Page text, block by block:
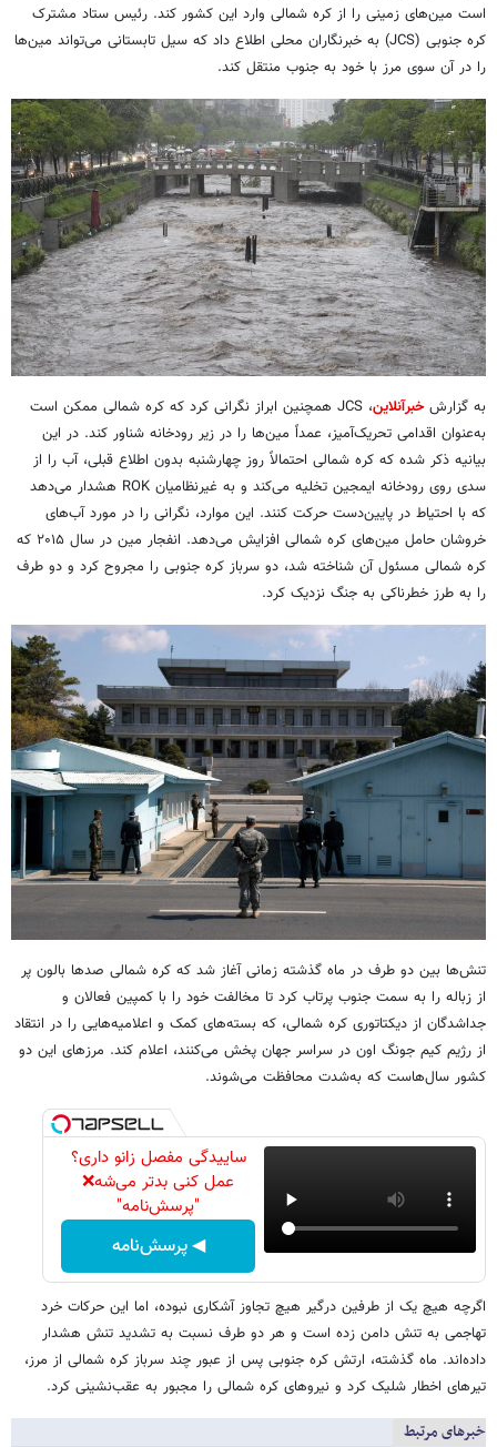
است مین‌های زمینی را از کره شمالی وارد این کشور کند. رئیس ستاد مشترک
کره جنوبی (JCS) به خبرنگاران محلی اطلاع داد که سیل تابستانی می‌تواند مین‌ها
را در آن سوی مرز با خود به جنوب منتقل کند.
به گزارشخبرآنلاین
، JCS همچنین ابراز نگرانی کرد که کره شمالی ممکن است
به‌عنوان اقدامی تحریک‌آمیز، عمداً مین‌ها را در زیر رودخانه شناور کند. در این
بیانیه ذکر شده که کره شمالی احتمالاً روز چهارشنبه بدون اطلاع قبلی، آب را از
سدی روی رودخانه ایمجین تخلیه می‌کند و به غیرنظامیان ROK هشدار می‌دهد
که با احتیاط در پایین‌دست حرکت کنند. این موارد، نگرانی را در مورد آب‌های
خروشان حامل مین‌های کره شمالی افزایش می‌دهد. انفجار مین در سال ۲۰۱۵ که
کره شمالی مسئول آن شناخته شد، دو سرباز کره جنوبی را مجروح کرد و دو طرف
را به طرز خطرناکی به جنگ نزدیک کرد.
تنش‌ها بین دو طرف در ماه گذشته زمانی آغاز شد که کره شمالی صدها بالون پر
از زباله را به سمت جنوب پرتاب کرد تا مخالفت خود را با کمپین فعالان و
جداشدگان از دیکتاتوری کره شمالی، که بسته‌های کمک و اعلامیه‌هایی را در انتقاد
از رژیم کیم جونگ اون در سراسر جهان پخش می‌کنند، اعلام کند. مرزهای این دو
کشور سال‌هاست که به‌شدت محافظت می‌شوند.
ساییدگی مفصل زانو داری؟
عمل کنی بدتر می‌شه❌
"پرسش‌نامه"
◀ پرسش‌نامه
اگرچه هیچ یک از طرفین درگیر هیچ تجاوز آشکاری نبوده، اما این حرکات خرد
تهاجمی به تنش دامن زده است و هر دو طرف نسبت به تشدید تنش هشدار
داده‌اند. ماه گذشته، ارتش کره جنوبی پس از عبور چند سرباز کره شمالی از مرز،
تیرهای اخطار شلیک کرد و نیروهای کره شمالی را مجبور به عقب‌نشینی کرد.
خبرهای مرتبط